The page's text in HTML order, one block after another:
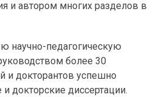
и автором многих разделов в
научно-педагогическую
более 30
и докторантов успешно
докторские диссертации.